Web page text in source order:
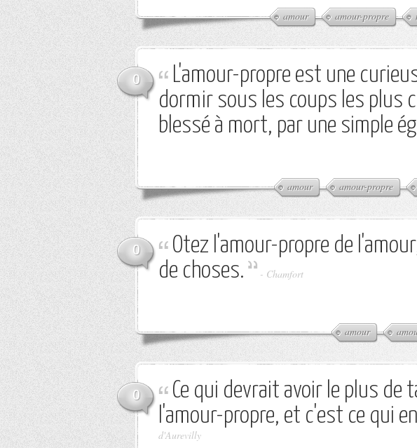
amour amour-propre
0
L'amour-propre est une
dormir sous les coups les plus
blessé à mort, par une simple
amour amour-propre
0
Otez l'amour-propre de
de choses.
- Chamfort
amour
0
Ce qui devrait avoir le plus de
l'amour-propre, et c'est ce qui
d'Aurevilly